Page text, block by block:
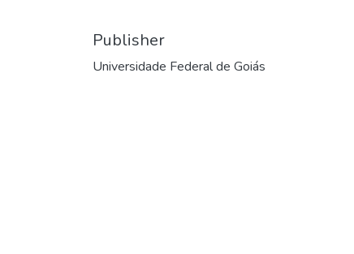
Publisher
Universidade Federal de Goiás